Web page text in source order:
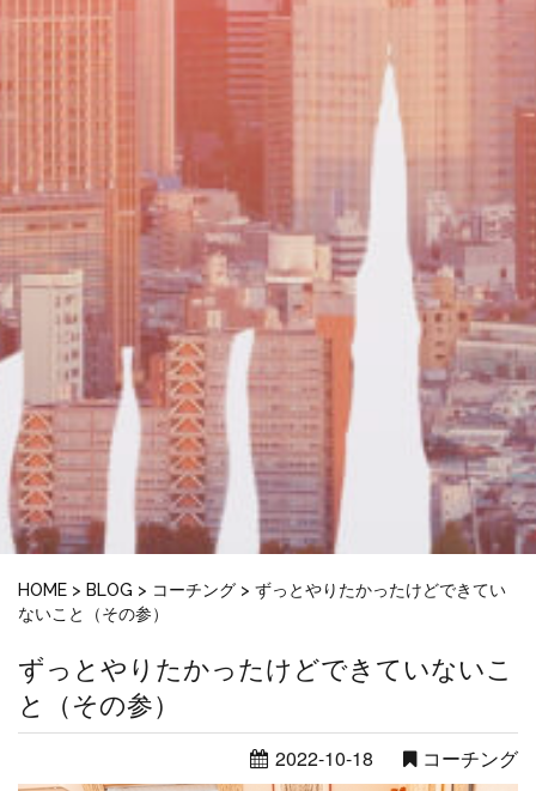
HOME > BLOG > コーチング > ずっとやりたかったけどできてい
ないこと（その参）
ずっとやりたかったけどできていないこ
と（その参）
2022-10-18 コーチング